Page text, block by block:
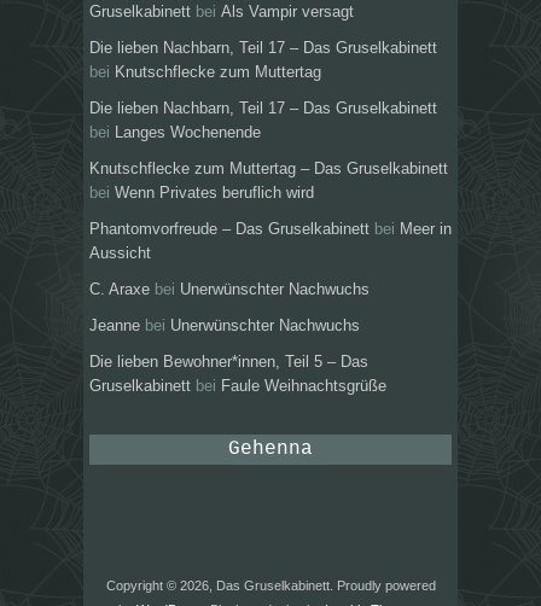
Gruselkabinett bei Als Vampir versagt
Die lieben Nachbarn, Teil 17 – Das Gruselkabinett
bei Knutschflecke zum Muttertag
Die lieben Nachbarn, Teil 17 – Das Gruselkabinett
bei
Langes Wochenende
Knutschflecke zum Muttertag – Das Gruselkabinett
bei Wenn Privates beruflich wird
Phantomvorfreude – Das Gruselkabinett bei Meer in
Aussicht
C. Araxe bei Unerwünschter Nachwuchs
Jeanne bei Unerwünschter Nachwuchs
Die lieben Bewohner*innen, Teil 5 – Das
Gruselkabinett bei Faule Weihnachtsgrüße
Gehenna
Copyright © 2026, Das Gruselkabinett. Proudly powered